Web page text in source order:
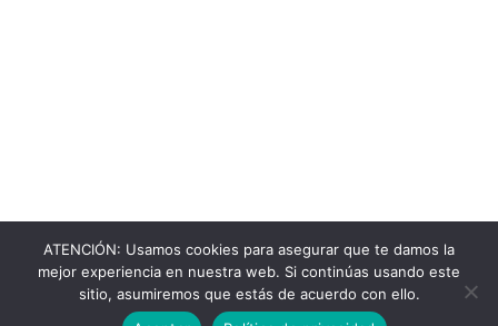
ATENCIÓN: Usamos cookies para asegurar que te damos la
mejor experiencia en nuestra web. Si continúas usando este
sitio, asumiremos que estás de acuerdo con ello.